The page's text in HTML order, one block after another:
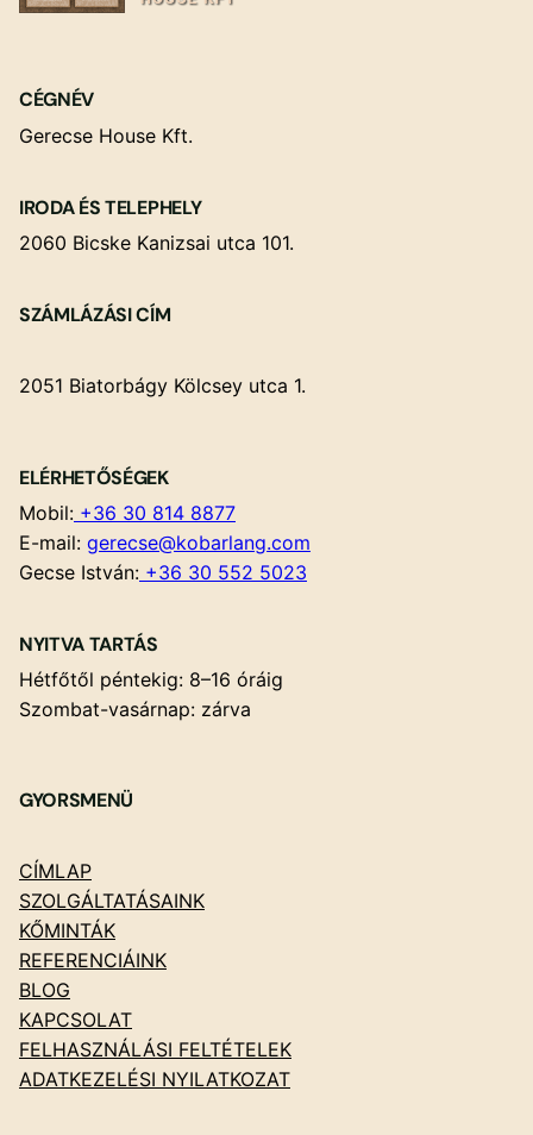
CÉGNÉV
Gerecse House Kft.
IRODA ÉS TELEPHELY
2060 Bicske Kanizsai utca 101.
SZÁMLÁZÁSI CÍM
2051 Biatorbágy Kölcsey utca 1.
ELÉRHETŐSÉGEK
Mobil: +36 30 814 8877
E-mail: gerecse@kobarlang.com
Gecse István: +36 30 552 5023
NYITVA TARTÁS
Hétfőtől péntekig: 8–16 óráig
Szombat-vasárnap: zárva
GYORSMENÜ
CÍMLAP
SZOLGÁLTATÁSAINK
KŐMINTÁK
REFERENCIÁINK
BLOG
KAPCSOLAT
FELHASZNÁLÁSI FELTÉTELEK
ADATKEZELÉSI NYILATKOZAT